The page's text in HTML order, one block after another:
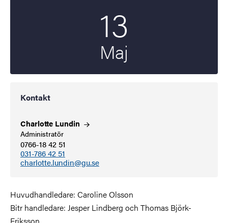
13
Maj
Kontakt
Charlotte Lundin
Administratör
0766-18 42 51
031-786 42 51
charlotte.lundin@gu.se
Huvudhandledare: Caroline Olsson
Bitr handledare: Jesper Lindberg och Thomas Björk-
Eriksson